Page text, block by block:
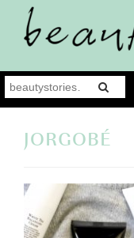
JORGOBÉ